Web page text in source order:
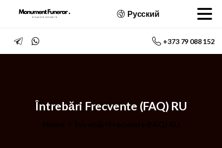
Русский
+373 79 088 152
Întrebări Frecvente (FAQ) RU